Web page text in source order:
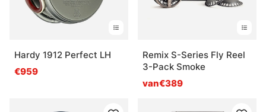
Hardy 1912 Perfect LH
€959
Remix S-Series Fly Reel
3-Pack Smoke
van€389